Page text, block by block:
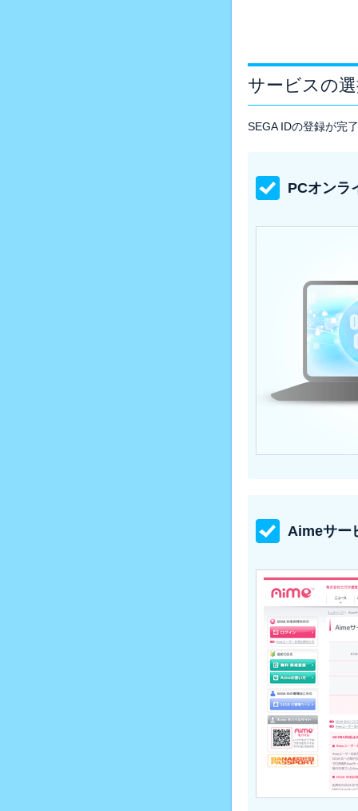
サービスの
SEGA IDの登録が完
PCオンラ
Aimeサー